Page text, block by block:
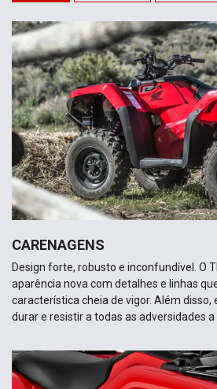
CARENAGENS
Design forte, robusto e inconfundível. O
aparência nova com detalhes e linhas
característica cheia de vigor. Além
durar e resistir a todas as adversidades